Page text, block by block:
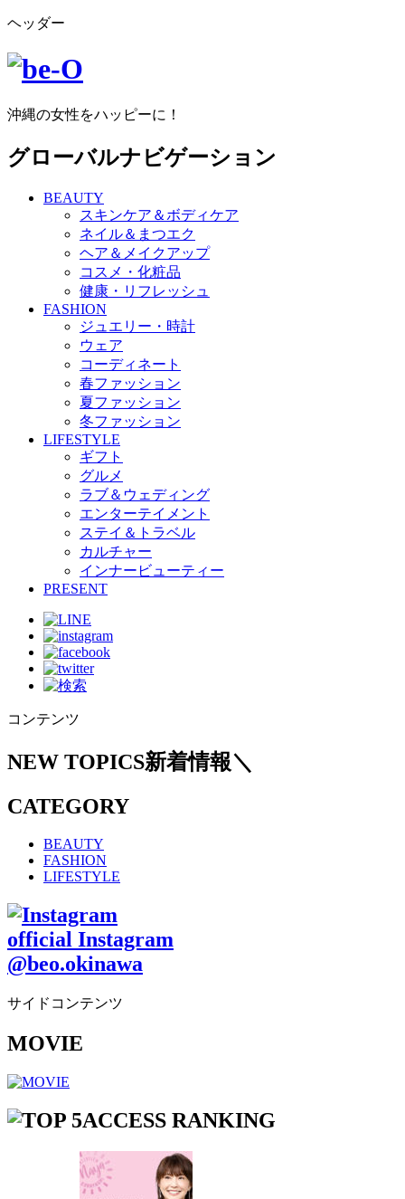
ヘッダー
沖縄の女性をハッピーに！
グローバルナビゲーション
BEAUTY
スキンケア＆ボディケア
ネイル＆まつエク
ヘア＆メイクアップ
コスメ・化粧品
健康・リフレッシュ
FASHION
ジュエリー・時計
ウェア
コーディネート
春ファッション
夏ファッション
冬ファッション
LIFESTYLE
ギフト
グルメ
ラブ＆ウェディング
エンターテイメント
ステイ＆トラベル
カルチャー
インナービューティー
PRESENT
コンテンツ
NEW TOPICS新着情報＼
CATEGORY
BEAUTY
FASHION
LIFESTYLE
official Instagram
@beo.okinawa
サイドコンテンツ
MOVIE
ACCESS RANKING